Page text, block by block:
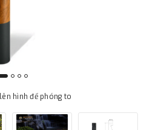
hình để phóng to